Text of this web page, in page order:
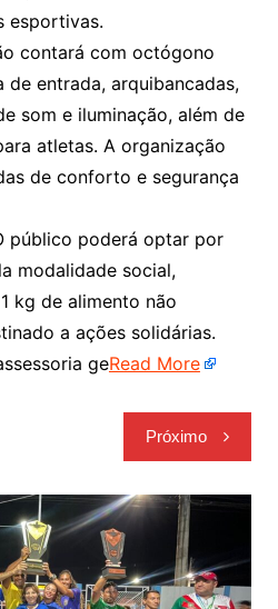
esportivas.
contará com octógono
de entrada, arquibancadas,
som e iluminação, além de
atletas. A organização
de conforto e segurança
público poderá optar por
modalidade social,
kg de alimento não
a ações solidárias.
geRead More
Próximo